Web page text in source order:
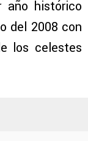
año histórico
del 2008 con
los celestes